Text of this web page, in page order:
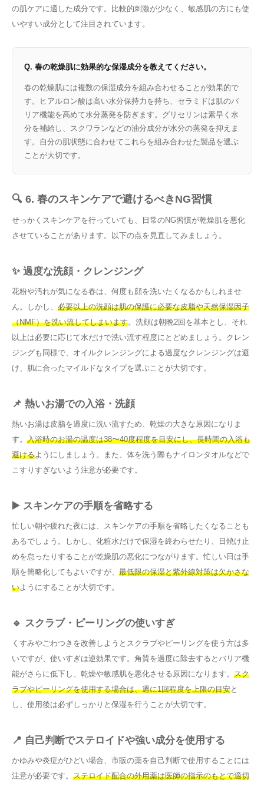
の肌ケアに適した成分です。比較的刺激が少なく、敏感肌の方にも使
いやすい成分として注目されています。
Q. 春の乾燥肌に効果的な保湿成分を教えてください。
春の乾燥肌には複数の保湿成分を組み合わせることが効果的で
す。ヒアルロン酸は高い水分保持力を持ち、セラミドは肌のバ
リア機能を高めて水分蒸発を防ぎます。グリセリンは素早く水
分を補給し、スクワランなどの油分成分が水分の蒸発を抑えま
す。自分の肌状態に合わせてこれらを組み合わせた製品を選ぶ
ことが大切です。
🔍 6. 春のスキンケアで避けるべきNG習慣
せっかくスキンケアを行っていても、日常のNG習慣が乾燥肌を悪化
させていることがあります。以下の点を見直してみましょう。
✨ 過度な洗顔・クレンジング
花粉や汚れが気になる春は、何度も顔を洗いたくなるかもしれませ
ん。しかし、 必要以上の洗顔は肌の保護に必要な皮脂や天然保湿因子
（NMF）を洗い流してしまいます。洗顔は朝晩2回を基本とし、それ
以上は必要に応じて水だけで洗い流す程度にとどめましょう。クレン
ジングも同様で、オイルクレンジングによる過度なクレンジングは避
け、肌に合ったマイルドなタイプを選ぶことが大切です。
📌 熱いお湯での入浴・洗顔
熱いお湯は皮脂を過度に洗い流すため、乾燥の大きな原因になりま
す。 入浴時のお湯の温度は38〜40度程度を目安にし、長時間の入浴も
避けるようにしましょう。また、体を洗う際もナイロンタオルなどで
こすりすぎないよう注意が必要です。
▶️ スキンケアの手順を省略する
忙しい朝や疲れた夜には、スキンケアの手順を省略したくなることも
あるでしょう。しかし、化粧水だけで保湿を終わらせたり、日焼け止
めを怠ったりすることが乾燥肌の悪化につながります。忙しい日は手
順を簡略化してもよいですが、 最低限の保湿と紫外線対策は欠かさな
いようにすることが大切です。
🔹 スクラブ・ピーリングの使いすぎ
くすみやごわつきを改善しようとスクラブやピーリングを使う方は多
いですが、使いすぎは逆効果です。角質を過度に除去するとバリア機
能がさらに低下し、乾燥や敏感肌を悪化させる原因になります。 スク
ラブやピーリングを使用する場合は、週に1回程度を上限の目安と
し、使用後は必ずしっかりと保湿を行うことが大切です。
📍 自己判断でステロイドや強い成分を使用する
かゆみや炎症がひどい場合、市販の薬を自己判断で使用することには
注意が必要です。 ステロイド配合の外用薬は医師の指示のもとで適切